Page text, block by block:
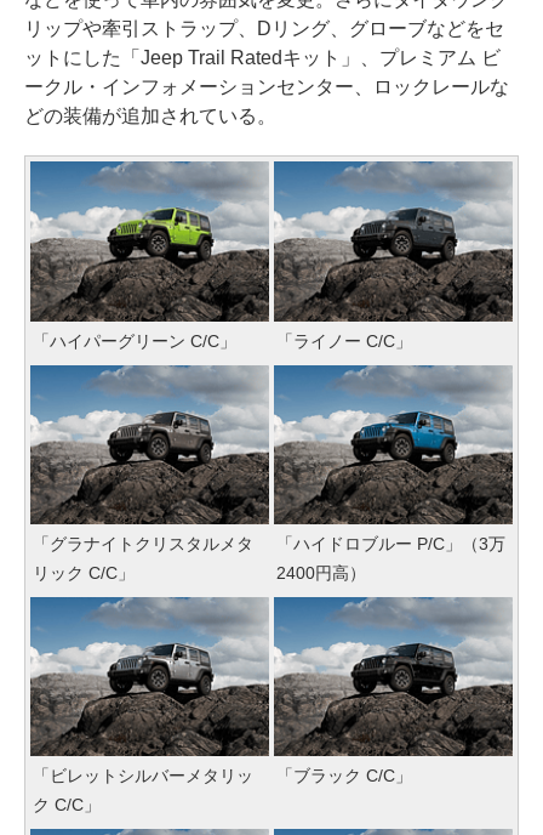
リップや牽引ストラップ、Dリング、グローブなどをセ
ットにした「Jeep Trail Ratedキット」、プレミアム ビ
ークル・インフォメーションセンター、ロックレールな
どの装備が追加されている。
「ハイパーグリーン C/C」 「ライノー C/C」
「グラナイトクリスタルメタ
リック C/C」
「ハイドロブルー P/C」（3万
2400円高）
「ビレットシルバーメタリッ
ク C/C」
「ブラック C/C」